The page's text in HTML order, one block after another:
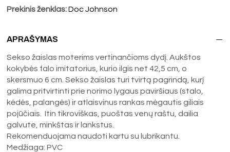
Prekinis ženklas: Doc Johnson
APRAŠYMAS
Sekso žaislas moterims vertinančioms dydį. Aukštos
kokybės falo imitatorius, kurio ilgis net 42,5 cm, o
skersmuo 6 cm. Sekso žaislas turi tvirtą pagrindą, kurį
galima pritvirtinti prie norimo lygaus paviršiaus (stalo,
kėdės, palangės) ir atlaisvinus rankas mėgautis giliais
pojūčiais. Itin tikroviškas, puoštas venų raštu, dailia
galvute, minkštas ir lankstus.
Rekomenduojama naudoti kartu su lubrikantu.
Medžiaga: PVC